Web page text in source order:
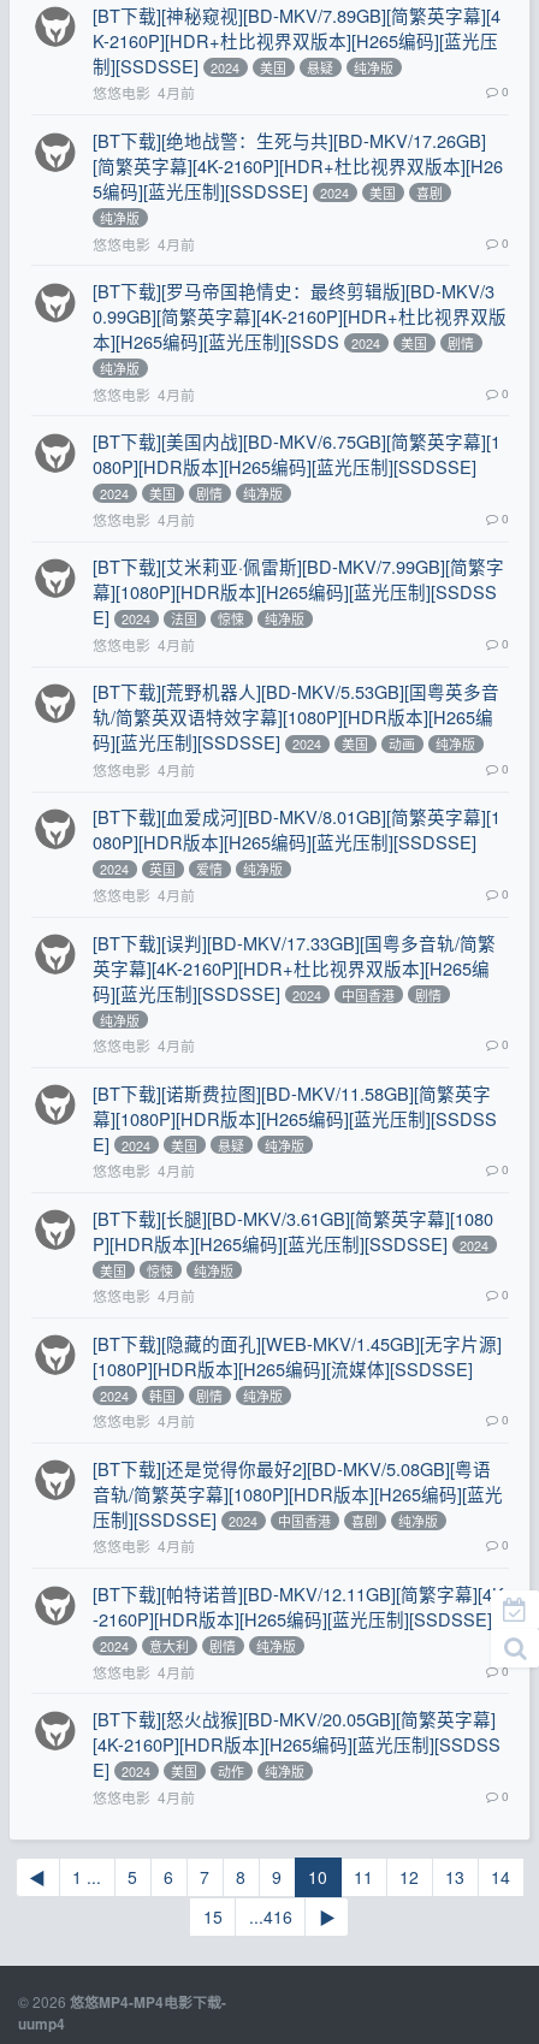
[BT下载][神秘窥视][BD-MKV/7.89GB][简繁英字幕][4
K-2160P][HDR+杜比视界双版本][H265编码][蓝光压
制][SSDSSE]
2024 美国 悬疑 纯净版
悠悠电影 4月前 0
[BT下载][绝地战警：生死与共][BD-MKV/17.26GB]
[简繁英字幕][4K-2160P][HDR+杜比视界双版本][H26
5编码][蓝光压制][SSDSSE]
2024 美国
喜剧
纯净版
悠悠电影 4月前 0
[BT下载][罗马帝国艳情史：最终剪辑版][BD-MKV/3
0.99GB][简繁英字幕][4K-2160P][HDR+杜比视界双版
本][H265编码][蓝光压制][SSDS
2024 美国
剧情
纯净版
悠悠电影 4月前 0
[BT下载][美国内战][BD-MKV/6.75GB][简繁英字幕][1
080P][HDR版本][H265编码][蓝光压制][SSDSSE]
2024 美国 剧情 纯净版
悠悠电影 4月前 0
[BT下载][艾米莉亚·佩雷斯][BD-MKV/7.99GB][简繁字
幕][1080P][HDR版本][H265编码][蓝光压制][SSDSS
E]
2024 法国 惊悚 纯净版
悠悠电影 4月前 0
[BT下载][荒野机器人][BD-MKV/5.53GB][国粤英多音
轨/简繁英双语特效字幕][1080P][HDR版本][H265编
码][蓝光压制][SSDSSE]
2024 美国 动画 纯净版
悠悠电影 4月前 0
[BT下载][血爱成河][BD-MKV/8.01GB][简繁英字幕][1
080P][HDR版本][H265编码][蓝光压制][SSDSSE]
2024 英国 爱情 纯净版
悠悠电影 4月前 0
[BT下载][误判][BD-MKV/17.33GB][国粤多音轨/简繁
英字幕][4K-2160P][HDR+杜比视界双版本][H265编
码][蓝光压制][SSDSSE]
2024 中国香港
剧情
纯净版
悠悠电影 4月前 0
[BT下载][诺斯费拉图][BD-MKV/11.58GB][简繁英字
幕][1080P][HDR版本][H265编码][蓝光压制][SSDSS
E]
2024 美国 悬疑 纯净版
悠悠电影 4月前 0
[BT下载][长腿][BD-MKV/3.61GB][简繁英字幕][1080
P][HDR版本][H265编码][蓝光压制][SSDSSE]
2024
美国
惊悚 纯净版
悠悠电影 4月前 0
[BT下载][隐藏的面孔][WEB-MKV/1.45GB][无字片源]
[1080P][HDR版本][H265编码][流媒体][SSDSSE]
2024 韩国 剧情 纯净版
悠悠电影 4月前 0
[BT下载][还是觉得你最好2][BD-MKV/5.08GB][粤语
音轨/简繁英字幕][1080P][HDR版本][H265编码][蓝光
压制][SSDSSE]
2024 中国香港 喜剧 纯净版
悠悠电影 4月前 0
[BT下载][帕特诺普][BD-MKV/12.11GB][简繁字幕][4K
-2160P][HDR版本][H265编码][蓝光压制][SSDSSE]
2024 意大利 剧情 纯净版
悠悠电影 4月前 0
[BT下载][怒火战猴][BD-MKV/20.05GB][简繁英字幕]
[4K-2160P][HDR版本][H265编码][蓝光压制][SSDSS
E]
2024 美国 动作 纯净版
悠悠电影 4月前 0
◀ 1 ... 5 6 7 8 9 10 11 12 13
14
15
...416 ▶
© 2026 悠悠MP4-MP4电影下载-
uump4